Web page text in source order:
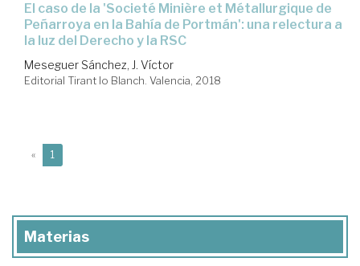
El caso de la 'Societé Minière et Métallurgique de
Peñarroya en la Bahía de Portmán': una relectura a
la luz del Derecho y la RSC
Meseguer Sánchez, J. Víctor
Editorial Tirant lo Blanch. Valencia, 2018
« 1
Materias